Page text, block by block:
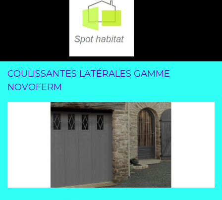
COULISSANTES LATÉRALES GAMME
NOVOFERM